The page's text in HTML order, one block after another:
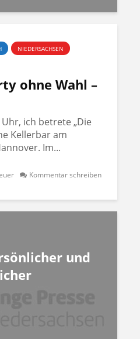
NIEDERSACHSEN
ohne Wahl –
ich betrete „Die
Kellerbar am
Im...
Kommentar schreiben
und